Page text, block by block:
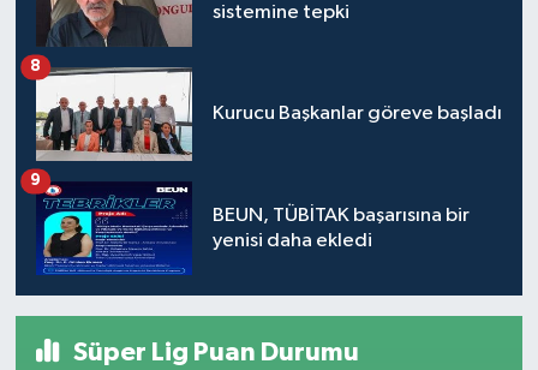
sistemine tepki
Kurucu Başkanlar göreve başladı
8
BEUN, TÜBİTAK başarısına bir
yenisi daha ekledi
9
Süper Lig Puan Durumu